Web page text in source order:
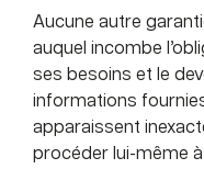
Aucune autre
auquel incombe
ses besoins et le
informations
apparaissent
procéder lui-même